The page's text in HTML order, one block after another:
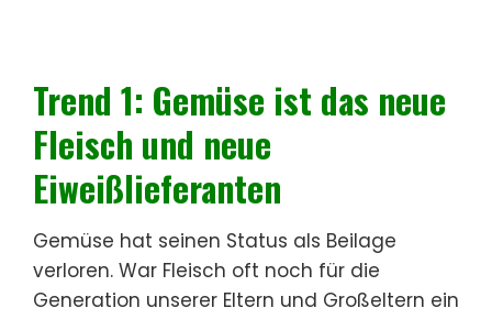
Trend 1: Gemüse ist das neue
Fleisch und neue
Eiweißlieferanten
Gemüse hat seinen Status als Beilage
verloren. War Fleisch oft noch für die
Generation unserer Eltern und Großeltern ein